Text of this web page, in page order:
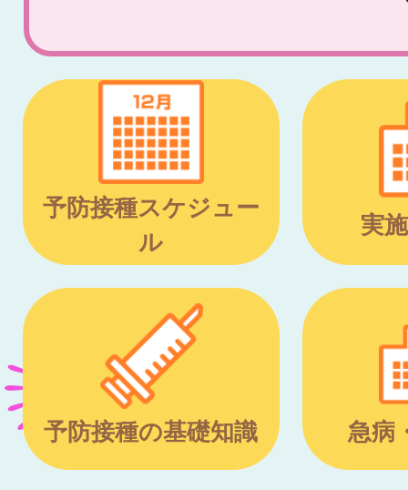
予防接種スケジュー
ル
実
予防接種の基礎知識 急病